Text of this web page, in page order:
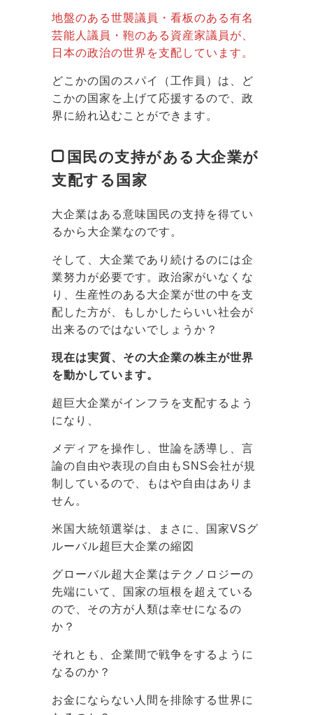
地盤のある世襲議員・看板のある有名
芸能人議員・鞄のある資産家議員が、
日本の政治の世界を支配しています。
どこかの国のスパイ（工作員）は、ど
こかの国家を上げて応援するので、政
界に紛れ込むことができます。
国民の支持がある大企業が
支配する国家
大企業はある意味国民の支持を得てい
るから大企業なのです。
そして、大企業であり続けるのには企
業努力が必要です。政治家がいなくな
り、生産性のある大企業が世の中を支
配した方が、もしかしたらいい社会が
出来るのではないでしょうか？
現在は実質、その大企業の株主が世界
を動かしています。
超巨大企業がインフラを支配するよう
になり、
メディアを操作し、世論を誘導し、言
論の自由や表現の自由もSNS会社が規
制しているので、もはや自由はありま
せん。
米国大統領選挙は、まさに、国家VSグ
ルーバル超巨大企業の縮図
グローバル超大企業はテクノロジーの
先端にいて、国家の垣根を超えている
ので、その方が人類は幸せになるの
か？
それとも、企業間で戦争をするように
なるのか？
お金にならない人間を排除する世界に